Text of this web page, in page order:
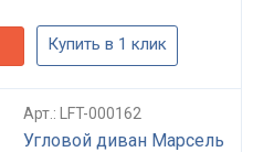
Купить в 1 клик
Арт.: LFT-000162
Угловой диван Марсель